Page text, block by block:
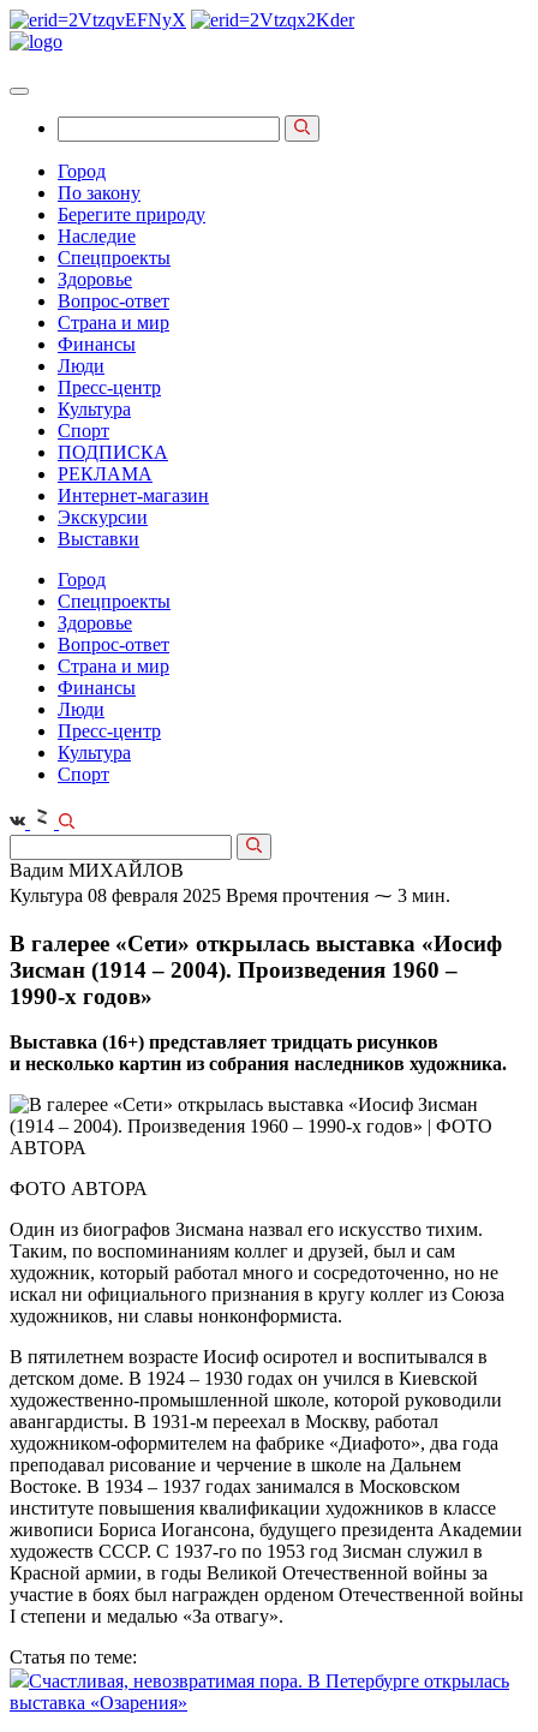
Город
По закону
Берегите природу
Наследие
Спецпроекты
Здоровье
Вопрос-ответ
Страна и мир
Финансы
Люди
Пресс-центр
Культура
Спорт
ПОДПИСКА
РЕКЛАМА
Интернет-магазин
Экскурсии
Выставки
Город
Спецпроекты
Здоровье
Вопрос-ответ
Страна и мир
Финансы
Люди
Пресс-центр
Культура
Спорт
Вадим МИХАЙЛОВ
Культура 08 февраля 2025 Время прочтения ⁓ 3 мин.
В галерее «Сети» открылась выставка «Иосиф
Зисман (1914 – 2004). Произведения 1960 –
1990‑х годов»
Выставка (16+) представляет тридцать рисунков
и несколько картин из собрания наследников художника.
ФОТО АВТОРА
Один из биографов Зисмана назвал его искусство тихим.
Таким, по воспоминаниям коллег и друзей, был и сам
художник, который работал много и сосредоточенно, но не
искал ни официального признания в кругу коллег из Союза
художников, ни славы нонконформиста.
В пятилетнем возрасте Иосиф осиротел и воспитывался в
детском доме. В 1924 – 1930 годах он учился в Киевской
художественно-промышленной школе, которой руководили
авангардисты. В 1931‑м переехал в Москву, работал
художником-­оформителем на фабрике «Диафото», два года
преподавал рисование и черчение в школе на Дальнем
Востоке. В 1934 – 1937 годах занимался в Московском
институте повышения квалификации художников в классе
живописи Бориса Иогансона, будущего президента Академии
художеств СССР. С 1937-го по 1953 год Зисман служил в
Красной армии, в годы Великой Отечественной войны за
участие в боях был награжден орденом Отечественной войны
I степени и медалью «За отвагу».
Статья по теме:
Счастливая, невозвратимая пора. В Петербурге открылась
выставка «Озарения»